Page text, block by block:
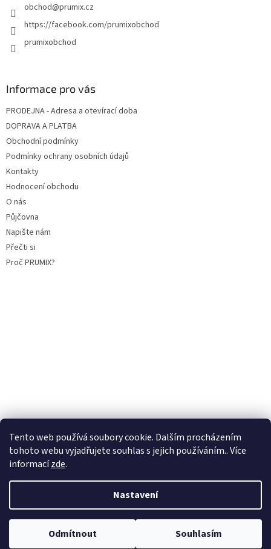
Tento web používá soubory cookie. Dalším procházením
tohoto webu vyjadřujete souhlas s jejich používáním.. Více
informacízde.
Nastavení
Odmítnout Souhlasím
obchod@prumix.cz
https://facebook.com/prumixobchod
prumixobchod
Informace pro vás
PRODEJNA - Adresa a otevírací doba
DOPRAVA A PLATBA
Obchodní podmínky
Podmínky ochrany osobních údajů
Kontakty
Hodnocení obchodu
O nás
Půjčovna
Napište nám
Přečti si
Proč PRUMIX?
Copyright 2026Prumix. Všechna práva vyhrazena.Upravit nastavení